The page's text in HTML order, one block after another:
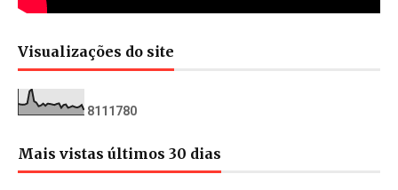
Visualizações do site
81 1 1 780
Mais vistas últimos 30 dias